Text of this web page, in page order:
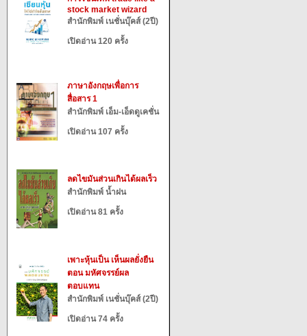
stock market wizard
สำนักพิมพ์ เนชั่นบุ๊คส์ (2ปี)
เปิดอ่าน 120 ครั้ง
ภาษาอังกฤษเพื่อการ
สื่อสาร 1
สำนักพิมพ์ เอ็ม-เอ็ดดูเคชั่น
เปิดอ่าน 107 ครั้ง
ลดไขมันส่วนเกินได้ผลเร็ว
สำนักพิมพ์ น้ำฝน
เปิดอ่าน 81 ครั้ง
เพาะหุ้นเป็น เห็นผลยั่งยืน
ตอน มหัศจรรย์ผล
ตอบแทน
สำนักพิมพ์ เนชั่นบุ๊คส์ (2ปี)
เปิดอ่าน 74 ครั้ง